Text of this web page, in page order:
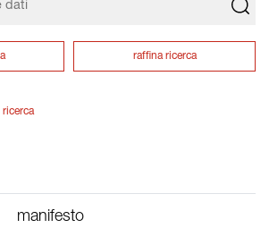
raffina ricerca
manifesto